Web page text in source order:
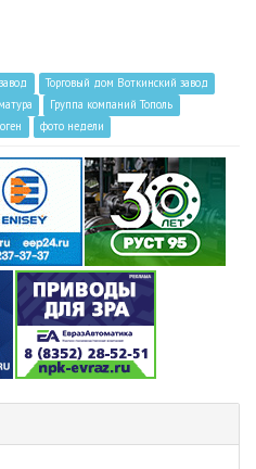
Торговый дом Воткинский завод
Группа компаний Тополь
фото недели